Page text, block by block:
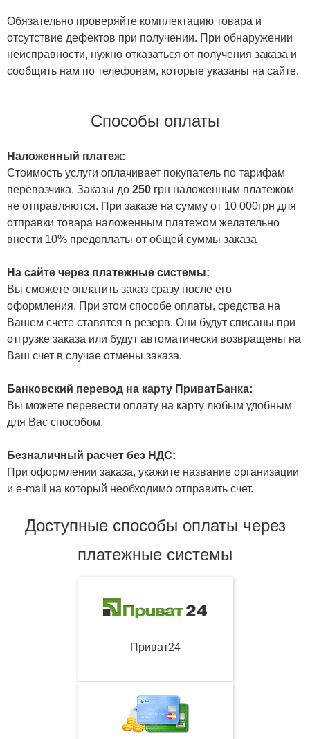
Обязательно проверяйте комплектацию товара и
отсутствие дефектов при получении. При обнаружении
неисправности, нужно отказаться от получения заказа и
сообщить нам по телефонам, которые указаны на сайте.
Способы оплаты
Наложенный платеж:
Стоимость услуги оплачивает покупатель по тарифам
перевозчика. Заказы до 250 грн наложенным платежом
не отправляются. При заказе на сумму от 10 000грн для
отправки товара наложенным платежом желательно
внести 10% предоплаты от общей суммы заказа
На сайте через платежные системы:
Вы сможете оплатить заказ сразу после его
оформления. При этом способе оплаты, средства на
Вашем счете ставятся в резерв. Они будут списаны при
отгрузке заказа или будут автоматически возвращены на
Ваш счет в случае отмены заказа.
Банковский перевод на карту ПриватБанка:
Вы можете перевести оплату на карту любым удобным
для Вас способом.
Безналичный расчет без НДС:
При оформлении заказа, укажите название организации
и e-mail на который необходимо отправить счет.
Доступные способы оплаты через
платежные системы
Приват24